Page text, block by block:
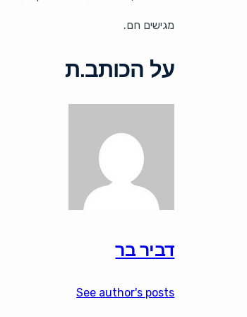
מגישים חם.
על הכותב.ת
דביר בר
See author's posts